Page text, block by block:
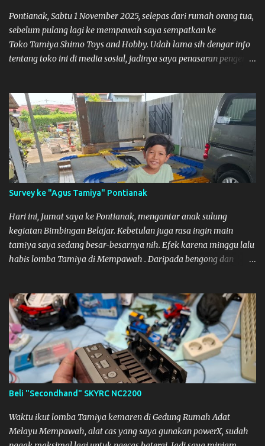
Pontianak, Sabtu 1 November 2025, selepas dari rumah orang tua,
sebelum pulang lagi ke mempawah saya sempatkan ke
Toko Tamiya Shimo Toys and Hobby. Udah lama sih dengar info
tentang toko ini di media sosial, jadinya saya penasaran pengen
bukanya di jam 1. Saya pulang dulu ke rumah ortu di Sepakat,
untuk istirahat. So malamnya sebelum pulang ke Mempawah
saya sempatkan lagi kesini. Saya belanja beberapa part disini.
Untuk Lokasi Tempat:
Survey ke "Agus Tamiya" Pontianak
Hari ini, Jumat saya ke Pontianak, mengantar anak sulung
kegiatan Bimbingan Belajar. Kebetulan juga rasa ingin main
tamiya saya sedang besar-besarnya nih. Efek karena minggu lalu
habis lomba Tamiya di Mempawah . Daripada bengong dan
Beli "Secondhand" SKYRC NC2200
Waktu ikut lomba Tamiya kemaren di Gedung Rumah Adat
Melayu Mempawah, alat cas yang saya gunakan powerX, sudah